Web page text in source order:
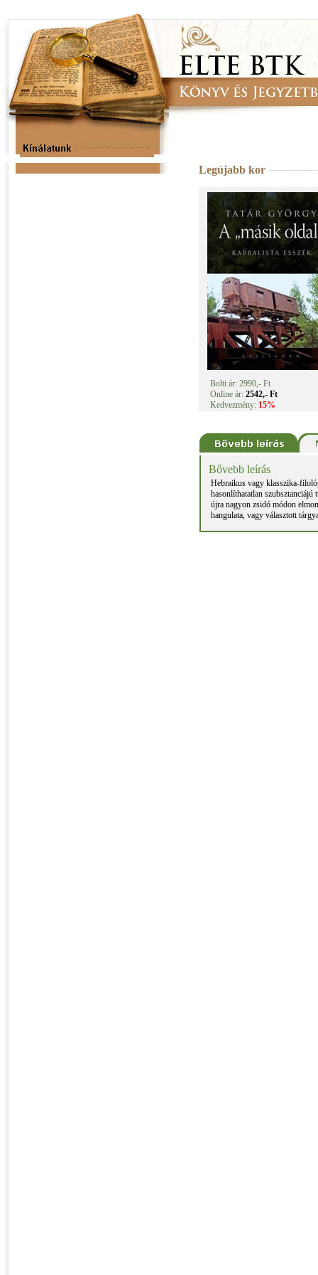
Legújabb kor
Bolti ár: 2990,- Ft
Online ár: 2542,- Ft
Kedvezmény: 15%
Bővebb leírás
Hebraikus vagy klasszika-
hasonlíthatatlan szubsztanciájú
újra nagyon zsidó módon
hangulata, vagy választott